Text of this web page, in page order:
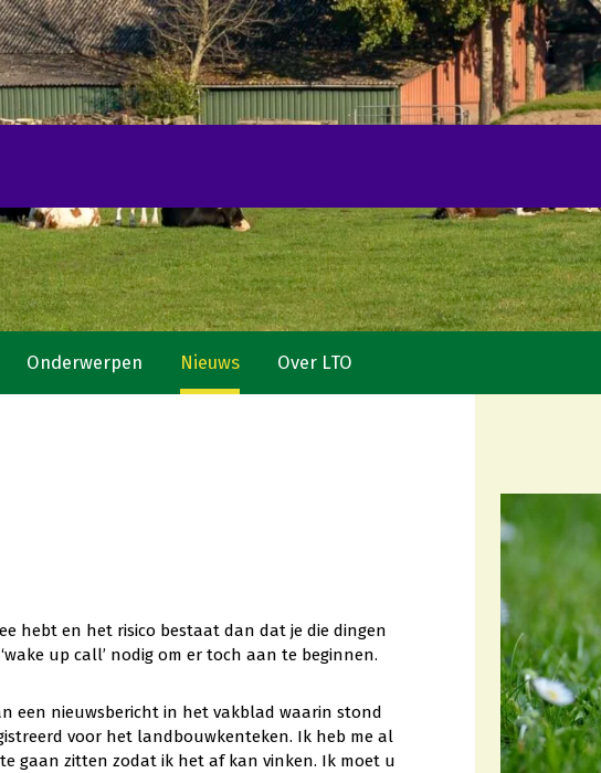
Onderwerpen Nieuws Over LTO
hebt en het risico bestaat dan dat je die dingen
up call’ nodig om er toch aan te beginnen.
een nieuwsbericht in het vakblad waarin stond
voor het landbouwkenteken. Ik heb me al
gaan zitten zodat ik het af kan vinken. Ik moet u